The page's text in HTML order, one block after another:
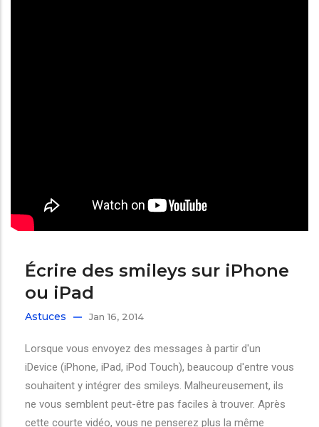
Écrire des smileys sur iPhone
ou iPad
Astuces Jan 16, 2014
Lorsque vous envoyez des messages à partir d'un
iDevice (iPhone, iPad, iPod Touch), beaucoup d'entre vous
souhaitent y intégrer des smileys. Malheureusement, ils
ne vous semblent peut-être pas faciles à trouver. Après
cette courte vidéo, vous ne penserez plus la même